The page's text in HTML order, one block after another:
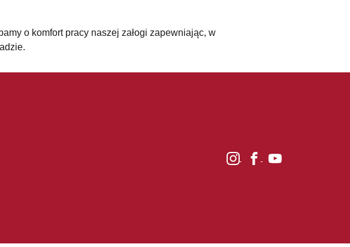
o komfort pracy naszej załogi zapewniając, w